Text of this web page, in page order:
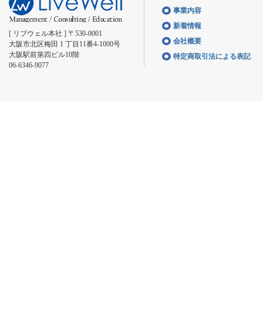
[ リブウェル本社 ] 〒530-0001
大阪市北区梅田 1 丁目11番4-1000号
大阪駅前第四ビル10階
06-6346-9077
事業内容
新着情報
会社概要
特定商取引法による表記